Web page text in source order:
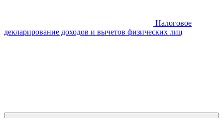
Налоговое
декларирование доходов и вычетов физических лиц